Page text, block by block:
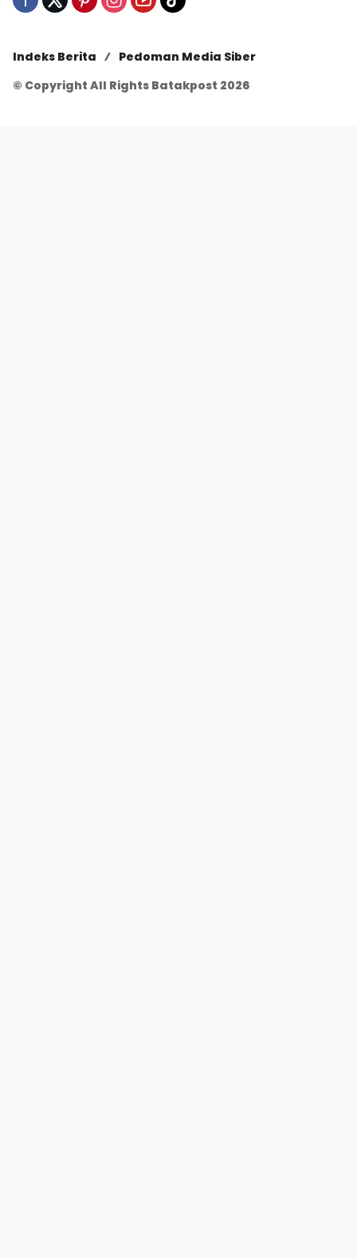
Indeks Berita
Pedoman Media Siber
© Copyright All Rights Batakpost 2026